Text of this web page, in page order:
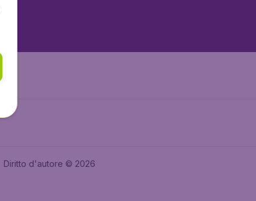
Diritto d'autore © 2026